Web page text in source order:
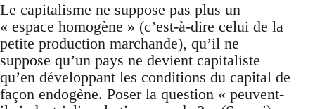
Le capitalisme ne suppose pas plus un
« espace homogène » (c’est-à-dire celui de la
petite production marchande), qu’il ne
suppose qu’un pays ne devient capitaliste
qu’en développant les conditions du capital de
façon endogène. Poser la question « peuvent-